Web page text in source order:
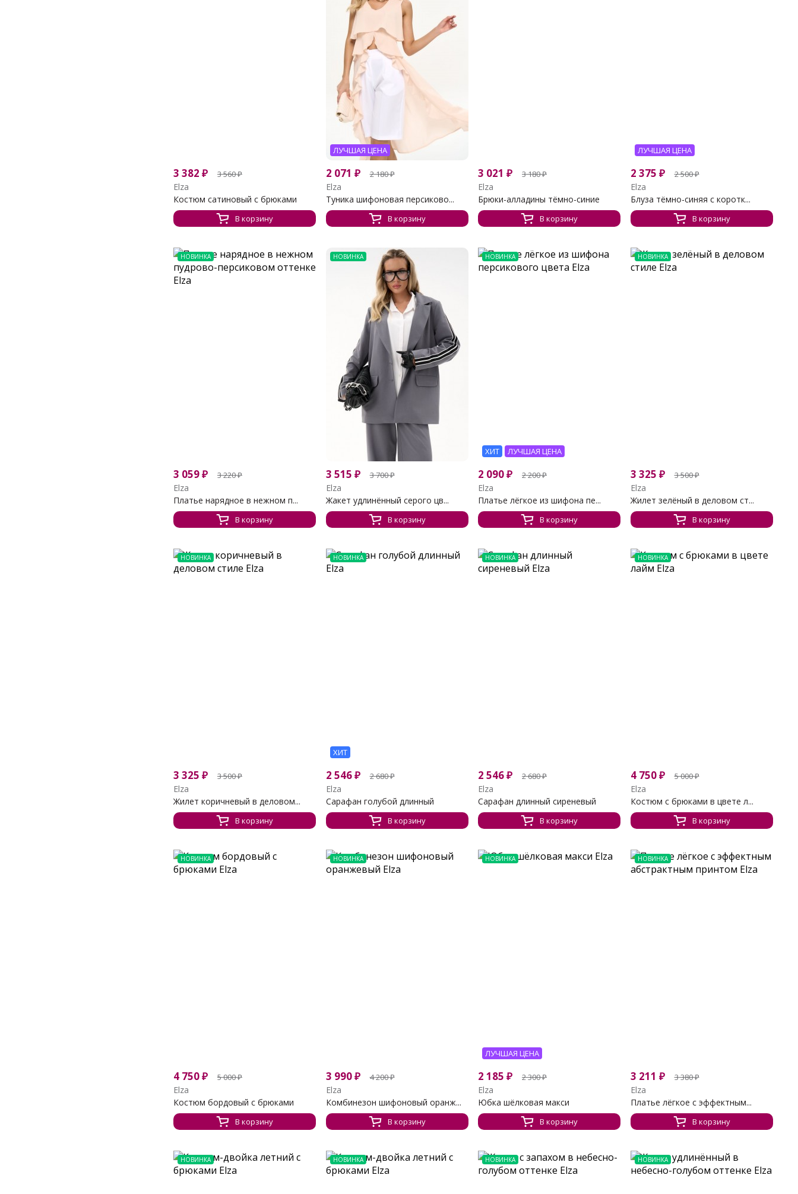
3 382 ₽ 3 560₽
Elza
Костюм сатиновый с брюками
В корзину
ЛУЧШАЯ ЦЕНА
2 071 ₽ 2 180₽
Elza
Туника шифоновая персиково...
В корзину
3 021 ₽ 3 180₽
Elza
Брюки-алладины тёмно-синие
В корзину
ЛУЧШАЯ ЦЕНА
2 375 ₽ 2 500₽
Elza
Блуза тёмно-синяя с коротк...
В корзину
НОВИНКА
3 059₽ 3 220₽
Elza
Платье нарядное в нежном п...
В корзину
НОВИНКА
3 515 ₽ 3 700₽
Elza
Жакет удлинённый серого цв...
В корзину
НОВИНКА
ХИТ ЛУЧШАЯ ЦЕНА
2 090₽ 2 200₽
Elza
Платье лёгкое из шифона пе...
В корзину
НОВИНКА
3 325 ₽ 3 500₽
Elza
Жилет зелёный в деловом ст...
В корзину
НОВИНКА
3 325 ₽ 3 500₽
Elza
Жилет коричневый в деловом...
В корзину
НОВИНКА
ХИТ
2 546₽ 2 680₽
Elza
Сарафан голубой длинный
В корзину
НОВИНКА
2 546₽ 2 680₽
Elza
Сарафан длинный сиреневый
В корзину
НОВИНКА
4 750₽ 5 000₽
Elza
Костюм с брюками в цвете л...
В корзину
НОВИНКА
4 750₽ 5 000₽
Elza
Костюм бордовый с брюками
В корзину
НОВИНКА
3 990₽ 4 200₽
Elza
Комбинезон шифоновый оранж...
В корзину
НОВИНКА
ЛУЧШАЯ ЦЕНА
2 185 ₽ 2 300₽
Elza
Юбка шёлковая макси
В корзину
НОВИНКА
3 211 ₽ 3 380₽
Elza
Платье лёгкое с эффектным...
В корзину
НОВИНКА НОВИНКА НОВИНКА НОВИНКА